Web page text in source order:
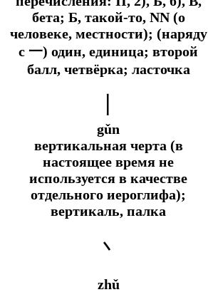
бета; Б, такой-то, NN (о
человеке, местности); (наряду
с 一) один, единица; второй
балл, четвёрка; ласточка
gǔn
вертикальная черта (в
настоящее время не
используется в качестве
отдельного иероглифа);
вертикаль, палка
丶
zhǔ